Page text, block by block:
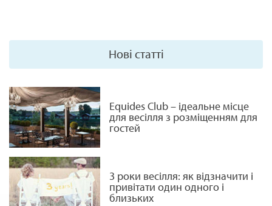
Нові статті
Equides Club – ідеальне місце
для весілля з розміщенням для
гостей
3 роки весілля: як відзначити і
привітати один одного і
близьких